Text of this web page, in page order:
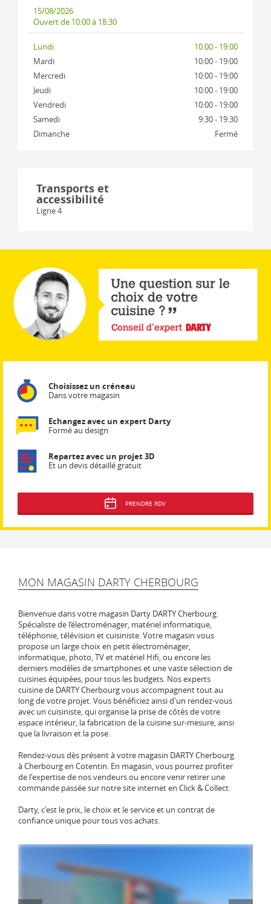
15/08/2026
Ouvertde 10:00 à 18:30
Lundi
10:00 - 19:00
Mardi
10:00 - 19:00
Mercredi
10:00 - 19:00
Jeudi
10:00 - 19:00
Vendredi
10:00 - 19:00
Samedi
9:30 - 19:30
Dimanche
Fermé
Transports et
accessibilité
Ligne 4
Choisissez un créneau
Dans votre magasin
Echangez avec un expert Darty
Formé au design
Repartez avec un projet 3D
Et un devis détaillé gratuit
PRENDRE RDV
MON MAGASIN DARTY CHERBOURG
Bienvenue dans votre magasin Darty DARTY Cherbourg.
Spécialiste de l‘électroménager, matériel informatique,
téléphonie, télévision et cuisiniste. Votre magasin vous
propose un large choix en petit électroménager,
informatique, photo, TV et matériel Hifi, ou encore les
derniers modèles de smartphones et une vaste sélection de
cuisines équipées, pour tous les budgets. Nos experts
cuisine de DARTY Cherbourg vous accompagnent tout au
long de votre projet. Vous bénéficiez ainsi d'un rendez-vous
avec un cuisiniste, qui organise la prise de côtés de votre
espace intérieur, la fabrication de la cuisine sur-mesure, ainsi
que la livraison et la pose.
Rendez-vous dès présent à votre magasin DARTY Cherbourg
à Cherbourg en Cotentin. En magasin, vous pourrez profiter
de l'expertise de nos vendeurs ou encore venir retirer une
commande passée sur notre site internet en Click & Collect.
Darty, c'est le prix, le choix et le service et un contrat de
confiance unique pour tous vos achats.